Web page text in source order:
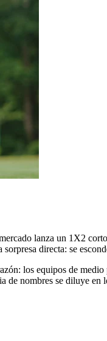
lanza un 1X2
directa: se
los equipos de medio
de nombres se diluye